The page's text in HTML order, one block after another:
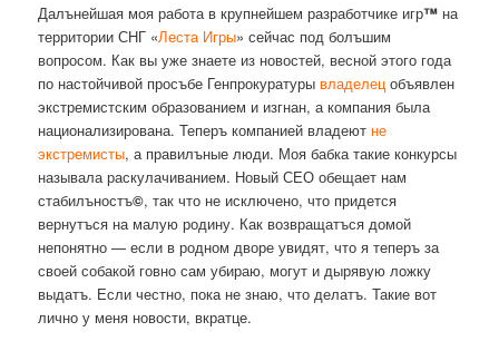
Далънейшая моя работа в крупнейшем разработчике игр™ на
территории СНГ «Леста Игры» сейчас под болъшим
вопросом. Как вы уже знаете из новостей, весной этого года
по настойчивой просъбе Генпрокуратурывладелец объявлен
экстремистским образованием и изгнан, а компания была
национализирована. Теперъ компанией владеютне
экстремисты, а правилъные люди. Моя бабка такие конкурсы
называла раскулачиванием. Новый СЕО обещает нам
стабилъностъ©, так что не исключено, что придется
вернутъся на малую родину. Как возвращатъся домой
непонятно — если в родном дворе увидят, что я теперъ за
своей собакой говно сам убираю, могут и дырявую ложку
выдатъ. Если честно, пока не знаю, что делатъ. Такие вот
лично у меня новости, вкратце.